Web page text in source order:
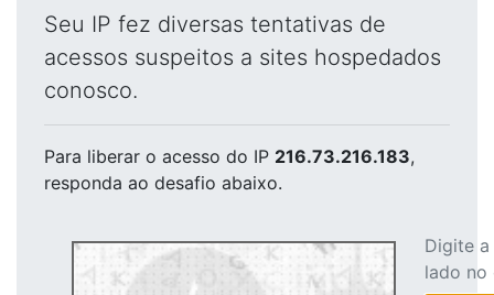
Seu IP fez diversas tentativas de
acessos suspeitos a sites hospedados
conosco.
Para liberar o acesso do IP 216.73.216.183,
responda ao desafio abaixo.
Digite
lado no